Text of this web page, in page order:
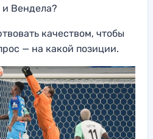
Вендела?
качеством, чтобы
— на какой позиции.